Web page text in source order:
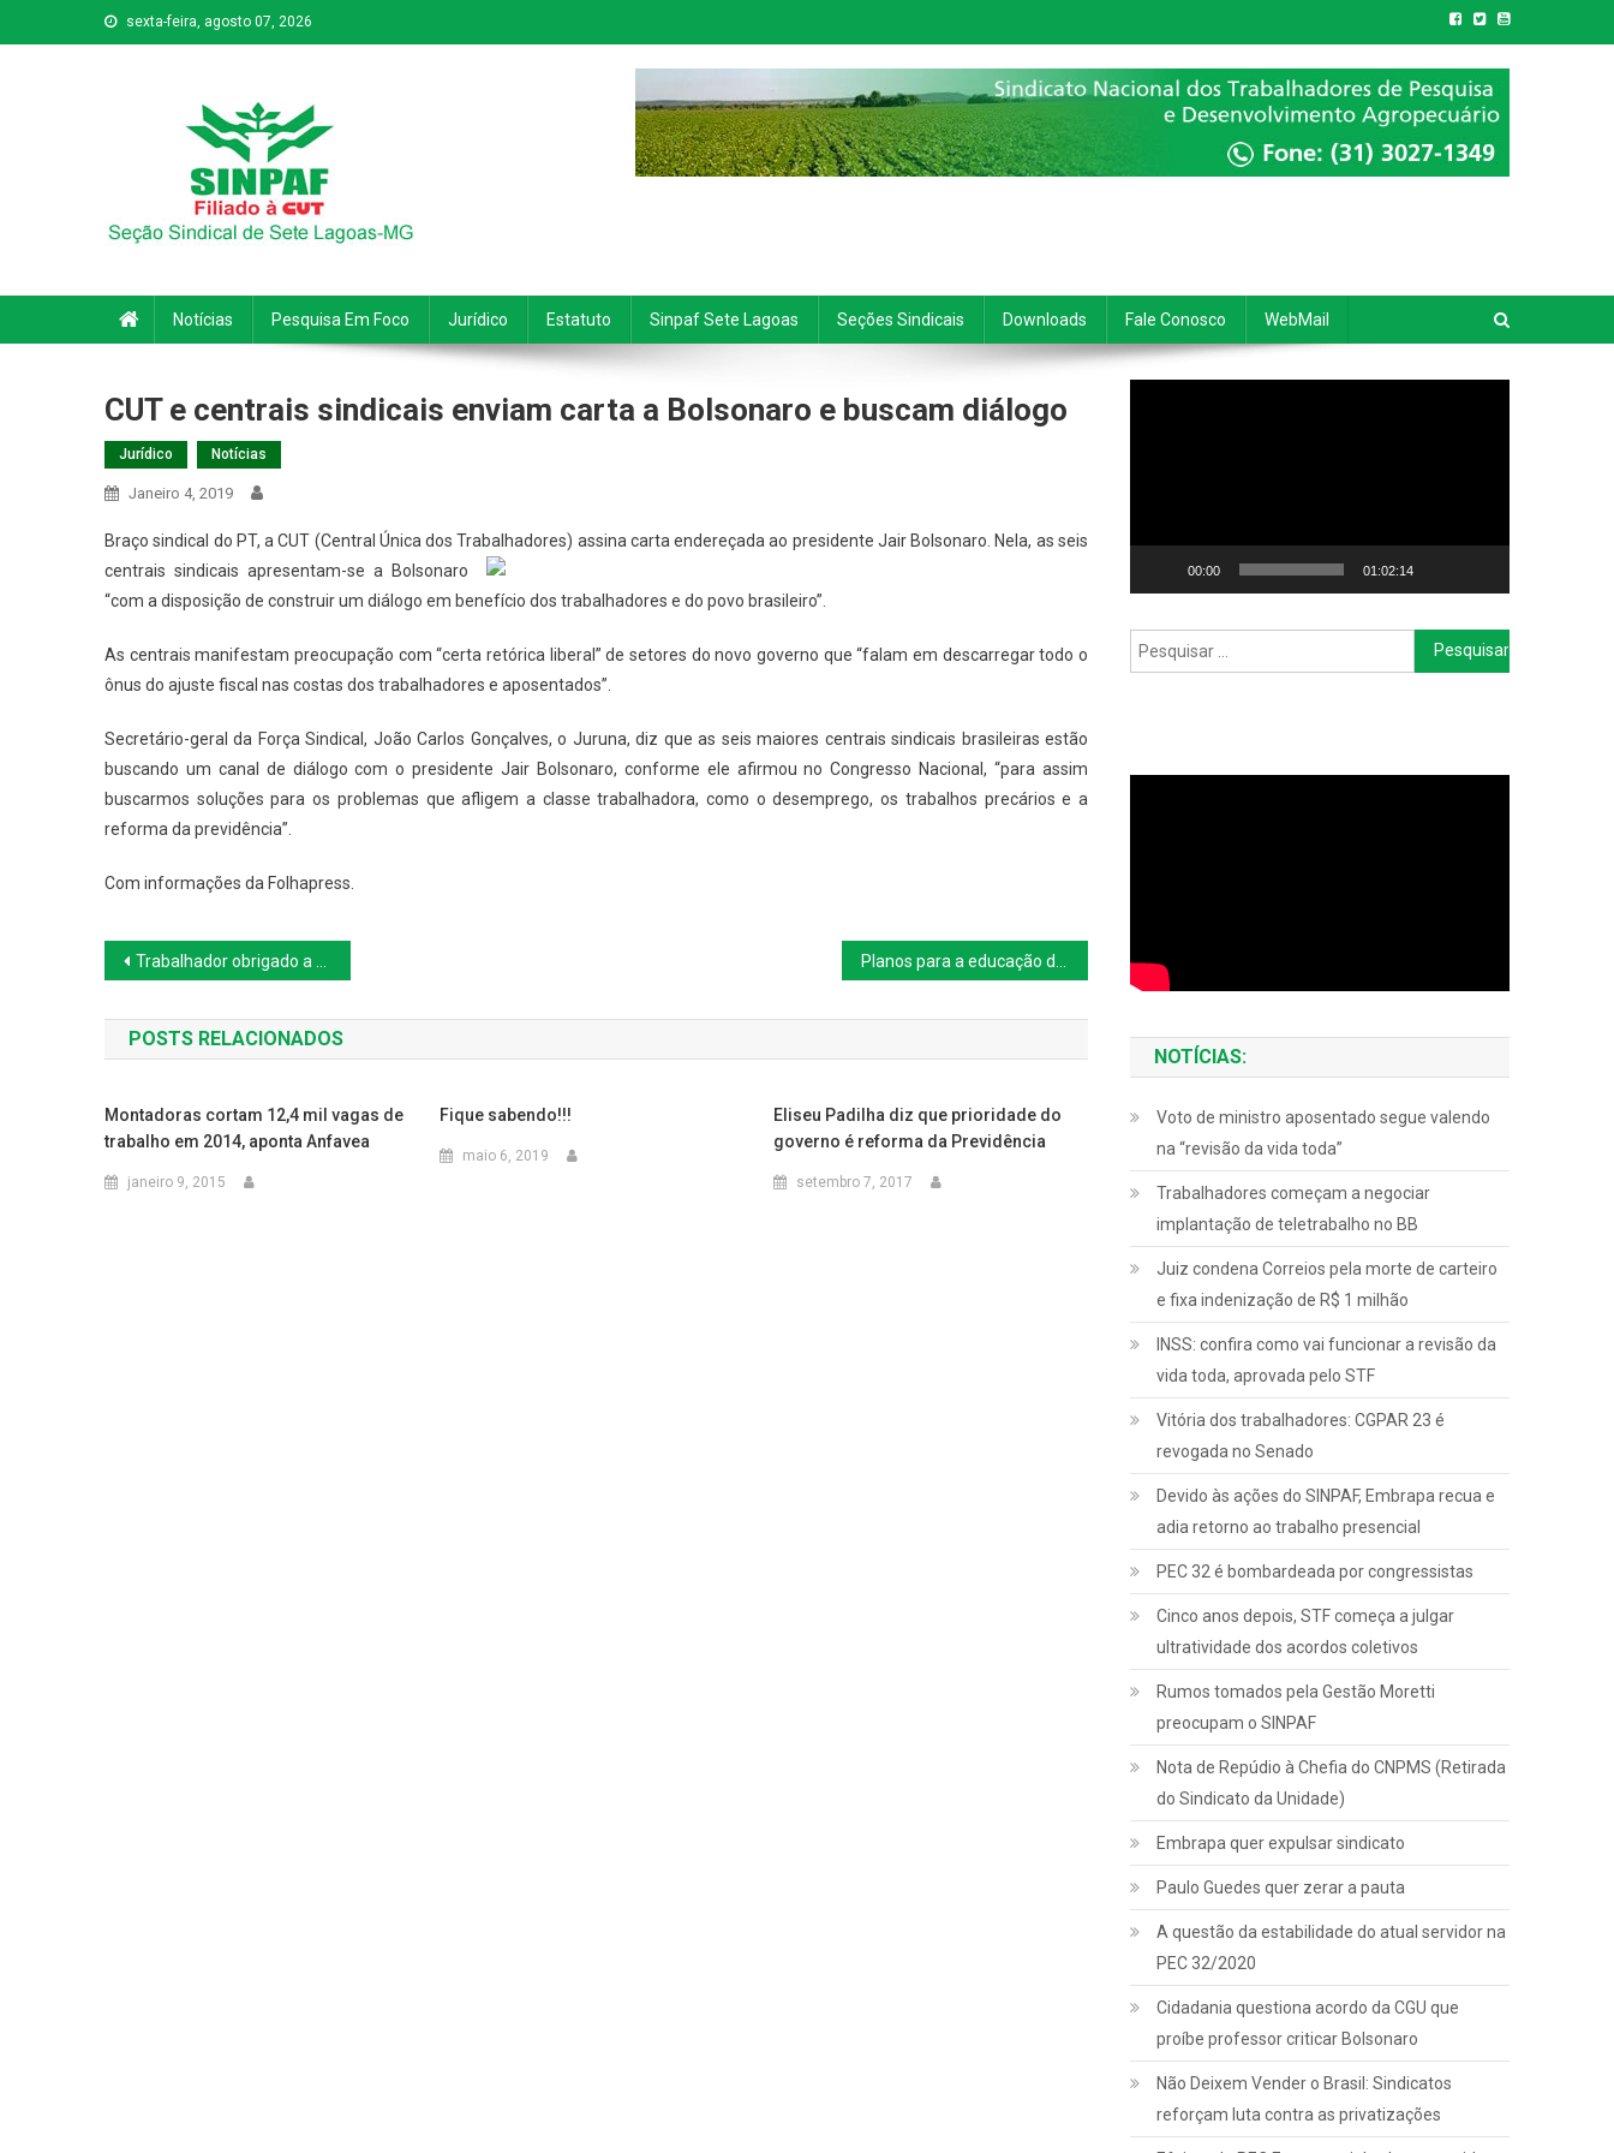
sexta-feira, agosto 07, 2026
Notícias Pesquisa Em Foco Jurídico Estatuto Sinpaf Sete Lagoas Seções Sindicais Downloads Fale Conosco WebMail
CUT e centrais sindicais enviam carta a Bolsonaro e buscam diálogo
Jurídico Notícias
Janeiro 4, 2019
Braço sindical do PT, a CUT (Central Única dos Trabalhadores) assina carta endereçada ao presidente JairBolsonaro. Nela, as seis
centrais sindicais apresentam-se a Bolsonaro
“com a disposição de construir um diálogo em benefício dos trabalhadores e do povo brasileiro”.
As centrais manifestam preocupação com “certa retórica liberal” de setores do novo governo que “falam em descarregar todo o
ônus do ajuste fiscal nas costas dos trabalhadores e aposentados”.
Secretário-geral da Força Sindical, João Carlos Gonçalves, o Juruna, diz que as seis maiores centrais sindicais brasileiras estão
buscando um canal de diálogo com o presidente Jair Bolsonaro, conforme ele afirmou no Congresso Nacional, “para assim
buscarmos soluções para os problemas que afligem a classe trabalhadora, como o desemprego, os trabalhos precários e a
reforma da previdência”.
Com informações da Folhapress.
Navegação
de
Post
Trabalhador obrigado a “enganar” clientes será indenizado, diz TST
POSTS RELACIONADOS
Montadoras cortam 12,4 mil vagas de
trabalho em 2014, aponta Anfavea
janeiro 9, 2015
Fique sabendo!!!
maio 6, 2019
Eliseu Padilha diz que prioridade do
governo é reforma da Previdência
setembro 7, 2017
00:00 01:02:14
Pesquisar
por:
NOTÍCIAS:
Voto de ministro aposentado segue valendo
na “revisão da vida toda”
Trabalhadores começam a negociar
implantação de teletrabalho no BB
Juiz condena Correios pela morte de carteiro
e fixa indenização de R$ 1 milhão
INSS: confira como vai funcionar a revisão da
vida toda, aprovada pelo STF
Vitória dos trabalhadores: CGPAR 23 é
revogada no Senado
Devido às ações do SINPAF, Embrapa recua e
adia retorno ao trabalho presencial
PEC 32 é bombardeada por congressistas
Cinco anos depois, STF começa a julgar
ultratividade dos acordos coletivos
Rumos tomados pela Gestão Moretti
preocupam o SINPAF
Nota de Repúdio à Chefia do CNPMS (Retirada
do Sindicato da Unidade)
Embrapa quer expulsar sindicato
Paulo Guedes quer zerar a pauta
A questão da estabilidade do atual servidor na
PEC 32/2020
Cidadania questiona acordo da CGU que
proíbe professor criticar Bolsonaro
Não Deixem Vender o Brasil: Sindicatos
reforçam luta contra as privatizações
Jurídico